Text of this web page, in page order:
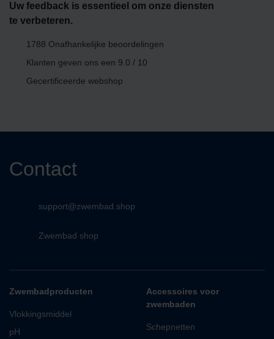
Uw feedback is essentieel om onze diensten
te verbeteren.
1788 Onafhankelijke beoordelingen
Klanten geven ons een 9.0 / 10
Gecertificeerde webshop
Contact
support@zwembad.shop
Zwembad shop
Zwembadproducten
Vlokkingsmiddel
pH
Accessoires voor
zwembaden
Schepnetten